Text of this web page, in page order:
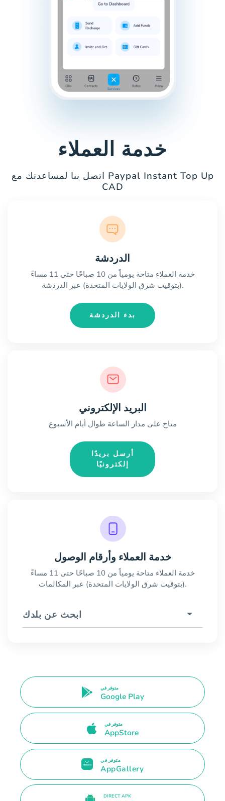
خدمة العملاء
اتصل بنا لمساعدتك مع Paypal Instant Top Up
CAD
الدردشة
خدمة العملاء متاحة يومياً من 10 صباحًا حتى 11 مساءً
(بتوقيت شرق الولايات المتحدة) عبر الدردشة.
بدء الدردشة
البريد الإلكتروني
متاح على مدار الساعة طوال أيام الأسبوع
أرسل بريدًا
إلكترونيًا
خدمة العملاء وأرقام الوصول
خدمة العملاء متاحة يومياً من 10 صباحًا حتى 11 مساءً
(بتوقيت شرق الولايات المتحدة) عبر المكالمات.
ابحث عن بلدك
متوفر في
Google Play
متوفر في
AppStore
متوفر في
AppGallery
DIRECT APK